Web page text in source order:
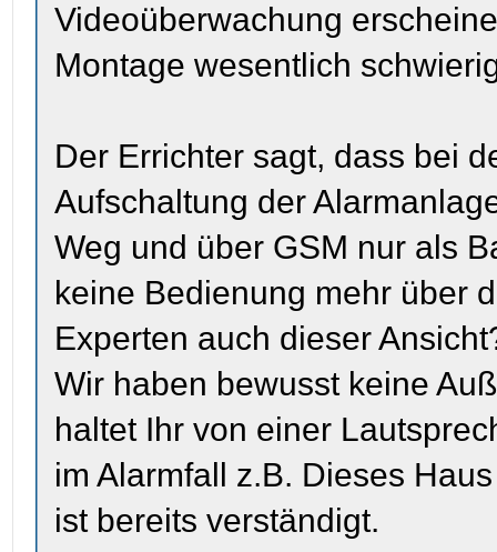
Videoüberwachung
Montage wesentlich
Der Errichter sagt, dass bei
Aufschaltung der
Weg und über GSM nur als
keine Bedienung mehr über
Experten auch dieser
Wir haben bewusst keine
haltet Ihr von einer
im Alarmfall z.B. Dieses
ist bereits verständigt.